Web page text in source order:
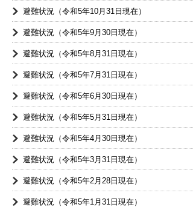
避難状況（令和5年10月31日現在）
避難状況（令和5年9月30日現在）
避難状況（令和5年8月31日現在）
避難状況（令和5年7月31日現在）
避難状況（令和5年6月30日現在）
避難状況（令和5年5月31日現在）
避難状況（令和5年4月30日現在）
避難状況（令和5年3月31日現在）
避難状況（令和5年2月28日現在）
避難状況（令和5年1月31日現在）